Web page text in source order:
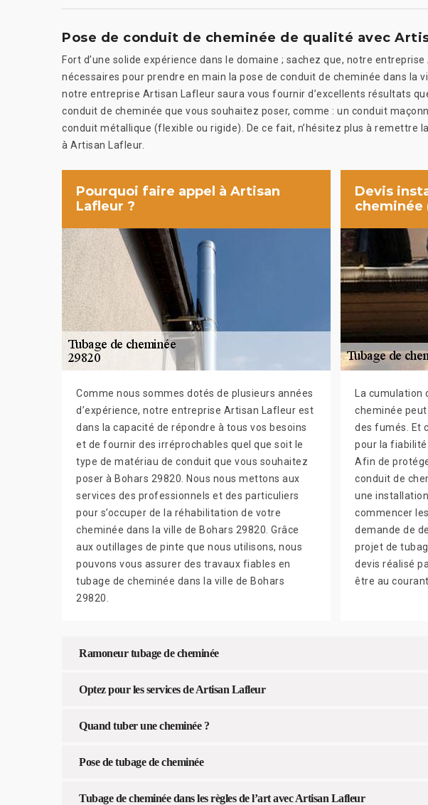
Pose de conduit de cheminée de qualité avec
Fort d’une solide expérience dans le domaine ; sachez que, notre
nécessaires pour prendre en main la pose de conduit de cheminée dans la
notre entreprise Artisan Lafleur saura vous fournir d’excellents résultats
conduit de cheminée que vous souhaitez poser, comme : un conduit
conduit métallique (flexible ou rigide). De ce fait, n’hésitez plus à remettre
à Artisan Lafleur.
Pourquoi faire appel à Artisan
Lafleur ?
Comme nous sommes dotés de plusieurs années
d’expérience, notre entreprise Artisan Lafleur est
dans la capacité de répondre à tous vos besoins
et de fournir des irréprochables quel que soit le
type de matériau de conduit que vous souhaitez
poser à Bohars 29820. Nous nous mettons aux
services des professionnels et des particuliers
pour s’occuper de la réhabilitation de votre
cheminée dans la ville de Bohars 29820. Grâce
aux outillages de pinte que nous utilisons, nous
pouvons vous assurer des travaux fiables en
tubage de cheminée dans la ville de Bohars
29820.
Devis
cheminée
La cumulation
cheminée
des fumés. Et
pour la
Afin de
conduit de
une
commencer
demande de
projet de
devis réalisé
être au
Ramoneur tubage de cheminée
Optez pour les services de Artisan Lafleur
Quand tuber une cheminée ?
Pose de tubage de cheminée
Tubage de cheminée dans les règles de l’art avec Artisan Lafleur